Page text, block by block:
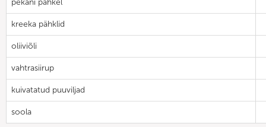
kreeka pähklid
oliiviõli
vahtrasiirup
kuivatatud puuviljad
soola